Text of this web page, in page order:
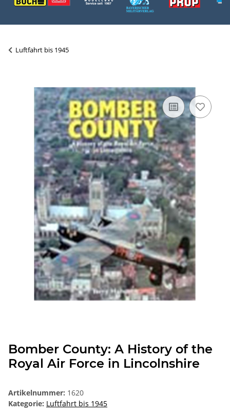
Luftfahrt bis 1945
Bomber County: A History of the
Royal Air Force in Lincolnshire
Artikelnummer: 1620
Kategorie: Luftfahrt bis 1945